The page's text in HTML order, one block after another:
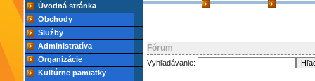
Úvodná stránka
Obchody
Služby
Administratíva
Organizácie
Kultúrne pamiatky
Fórum
Vyhľadávanie: